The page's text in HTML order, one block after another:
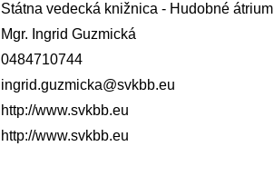
Státna vedecká knižnica - Hudobné átrium
Mgr. Ingrid Guzmická
0484710744
ingrid.guzmicka@svkbb.eu
http://www.svkbb.eu
http://www.svkbb.eu